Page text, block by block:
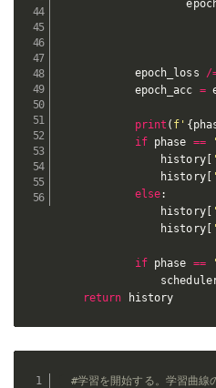
            epoch_loss
/
            epoch_acc
=
print ( f' {
if phase ==
                history
[
                history
[
else:
                history
[
                history
[
if phase ==
return history
#学習を開始する。学習曲